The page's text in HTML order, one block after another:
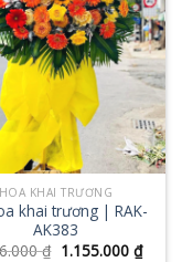
HOA KHAI TRƯƠNG
khai trương | RAK-
AK383
₫ 1.155.000 ₫